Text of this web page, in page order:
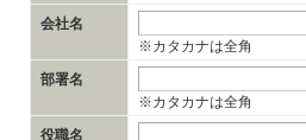
会社名
※カタカナは全角
部署名
※カタカナは全角
役職名